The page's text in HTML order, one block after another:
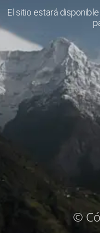
El sitio estará disponible
©